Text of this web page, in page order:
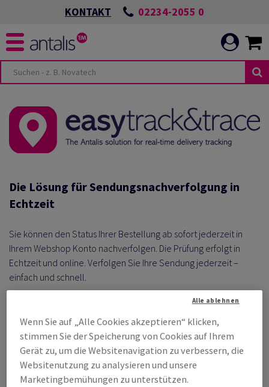
KONTAKT 02234-2055 0
Die Lösung für Sendungsnachverfolgung in
Echtzeit
Sie können den Status Ihrer Bestellung ab sofort jederzeit in
Ihrem Webshop Konto nachverfolgen. Die Prüfung erfolgt in
Echtzeit und online. Verfolgen Sie Ihre Sendung jederzeit –
einfach und schnell.
Wenn Sie auf „Alle Cookies akzeptieren“ klicken,
stimmen Sie der Speicherung von Cookies auf Ihrem
Gerät zu, um die Websitenavigation zu verbessern, die
Websitenutzung zu analysieren und unsere
Marketingbemühungen zu unterstützen.
Alle ablehnen